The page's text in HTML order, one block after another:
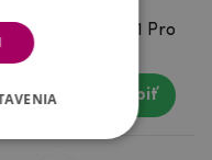
Apple iPhone 11 Pro
Kúpiť